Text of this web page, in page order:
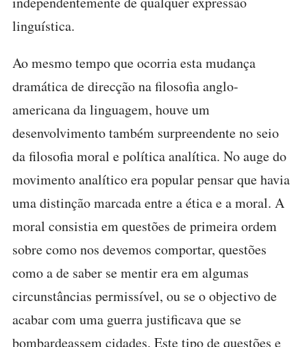
linguística.
Ao mesmo tempo que ocorria esta mudança
dramática de direcção na filosofia anglo-
americana da linguagem, houve um
desenvolvimento também surpreendente no seio
da filosofia moral e política analítica. No auge do
movimento analítico era popular pensar que havia
uma distinção marcada entre a ética e a moral. A
moral consistia em questões de primeira ordem
sobre como nos devemos comportar, questões
como a de saber se mentir era em algumas
circunstâncias permissível, ou se o objectivo de
acabar com uma guerra justificava que se
bombardeassem cidades. Este tipo de questões e